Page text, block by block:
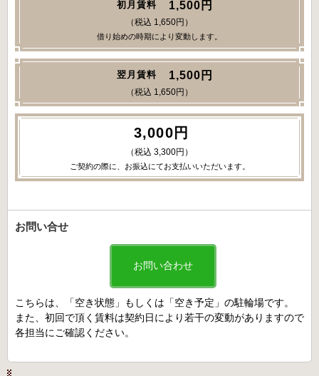
初月賃料 1,500円
（税込 1,650円）
借り始めの時期により変動します。
翌月賃料 1,500円
（税込 1,650円）
3,000円
（税込 3,300円）
ご契約の際に、お振込にてお支払いいただいます。
お問い合せ
お問い合わせ
こちらは、「空き状態」もしくは「空き予定」の駐輪場です。
また、初回で頂く賃料は契約日により若干の変動がありますので
各担当にご確認ください。